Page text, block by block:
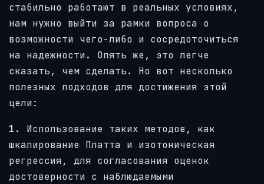
стабильно работают в реальных условиях,
нам нужно выйти за рамки вопроса о
возможности чего-либо и сосредоточиться
на надежности. Опять же, это легче
сказать, чем сделать. Но вот несколько
полезных подходов для достижения этой
цели:
1.
Использование таких методов, как
шкалирование Платта и изотоническая
регрессия, для согласования оценок
достоверности с наблюдаемыми